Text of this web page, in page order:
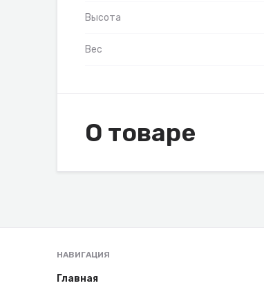
Высота
Вес
О товаре
НАВИГАЦИЯ
Главная